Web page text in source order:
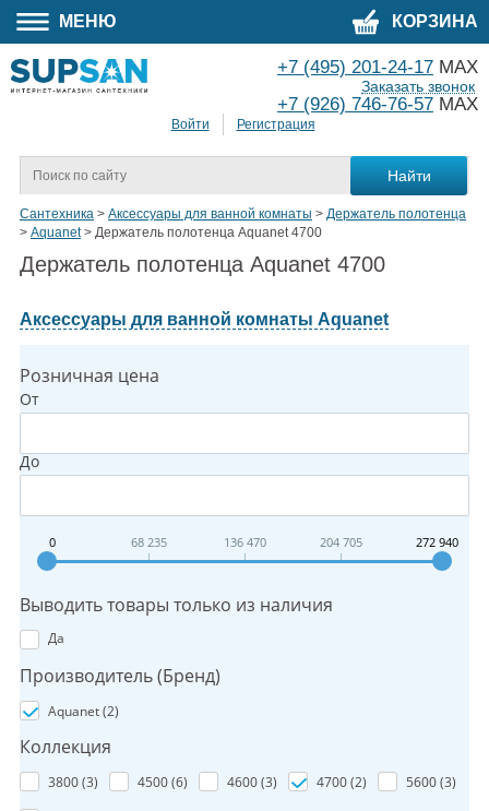
МЕНЮ КОРЗИНА
Войти Регистрация
+7 (495) 201-24-17 MAX
+7 (926) 746-76-57 MAX
Заказать звонок
Сантехника > Аксессуары для ванной комнаты > Держатель полотенца
> Aquanet> Держатель полотенца Aquanet 4700
Держатель полотенца Aquanet 4700
Аксессуары для ванной комнаты Aquanet
Розничная цена
От
До
0 68 235 136 470 204 705 272 940
Выводить товары только из наличия
Да
Производитель (Бренд)
Aquanet (2)
Коллекция
3800 (3) 4500 (6) 4600 (3) 4700 (2) 5600 (3)